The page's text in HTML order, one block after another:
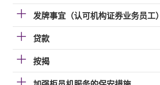
发牌事宜（认可机构证券业务员工）
贷款
按揭